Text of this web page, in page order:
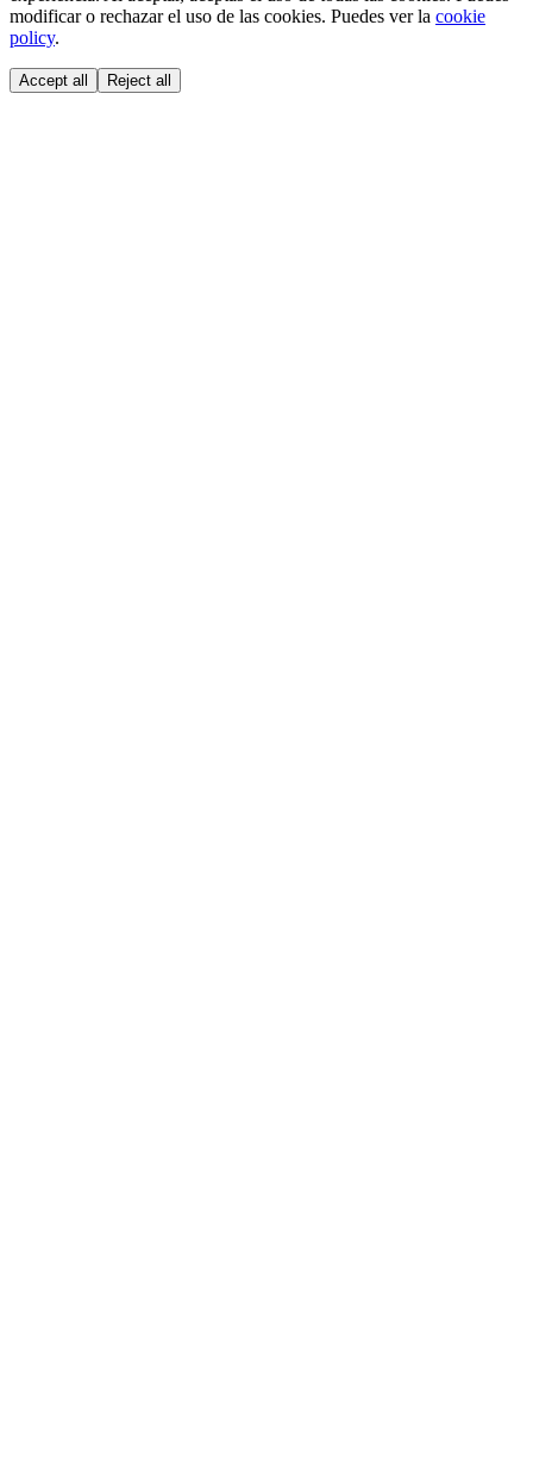
modificar o rechazar el uso de las cookies. Puedes ver la cookie
policy.
Accept all Reject all